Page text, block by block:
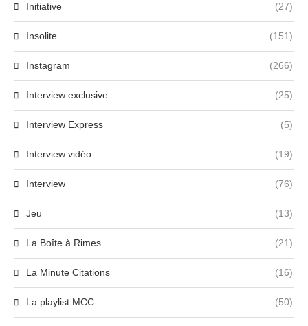
Initiative (27)
Insolite (151)
Instagram (266)
Interview exclusive (25)
Interview Express (5)
Interview vidéo (19)
Interview (76)
Jeu (13)
La Boîte à Rimes (21)
La Minute Citations (16)
La playlist MCC (50)